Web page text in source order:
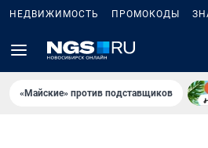
НЕДВИЖИМОСТЬ ПРОМОКОДЫ
«Майские» против подставщиков